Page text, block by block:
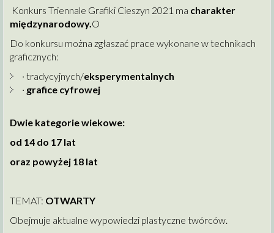
Konkurs Triennale Grafiki Cieszyn 2021 ma charakter
międzynarodowy.O
Do konkursu można zgłaszać prace wykonane w technikach
graficznych:
· tradycyjnych/eksperymentalnych
· grafice cyfrowej
Dwie kategorie wiekowe:
od 14 do 17 lat
oraz powyżej 18 lat
TEMAT: OTWARTY
Obejmuje aktualne wypowiedzi plastyczne twórców.